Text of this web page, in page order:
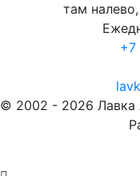
там
+7
© 2002 - 2026 Лавка